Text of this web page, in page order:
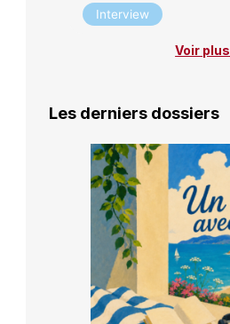
Interview
Voir plus
Les derniers dossiers